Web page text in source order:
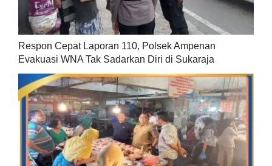
Respon Cepat Laporan 110, Polsek Ampenan
Evakuasi WNA Tak Sadarkan Diri di Sukaraja